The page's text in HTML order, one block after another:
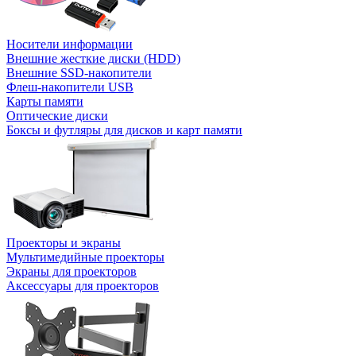
Носители информации
Внешние жесткие диски (HDD)
Внешние SSD-накопители
Флеш-накопители USB
Карты памяти
Оптические диски
Боксы и футляры для дисков и карт памяти
Проекторы и экраны
Мультимедийные проекторы
Экраны для проекторов
Аксессуары для проекторов